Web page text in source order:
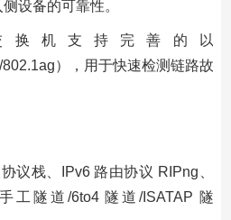
设备的可靠性。
机支持完善的以
），用于快速检测链路故
议栈、IPv6 路由协议 RIPng、
工隧道/6to4 隧道/ISATAP 隧